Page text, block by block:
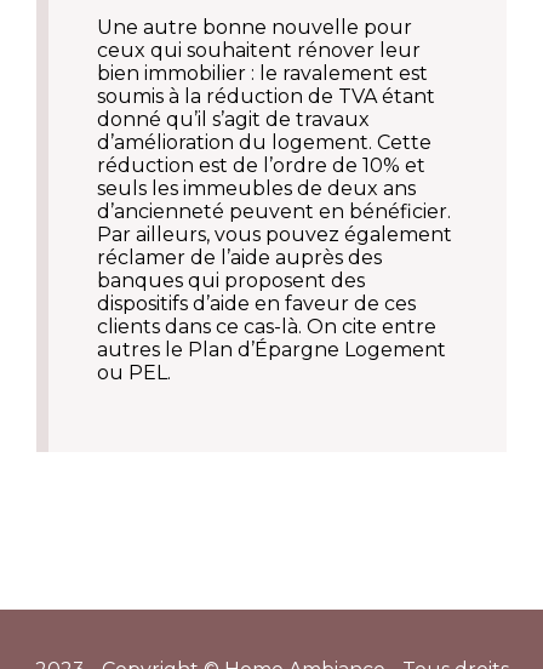
Une autre bonne nouvelle pour
ceux qui souhaitent rénover leur
bien immobilier : le ravalement est
soumis à la réduction de TVA étant
donné qu’il s’agit de travaux
d’amélioration du logement. Cette
réduction est de l’ordre de 10% et
seuls les immeubles de deux ans
d’ancienneté peuvent en bénéficier.
Par ailleurs, vous pouvez également
réclamer de l’aide auprès des
banques qui proposent des
dispositifs d’aide en faveur de ces
clients dans ce cas-là. On cite entre
autres le Plan d’Épargne Logement
ou PEL.